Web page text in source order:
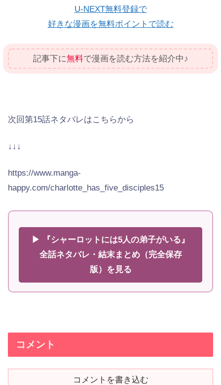
U-NEXT無料登録で
好きな漫画を無料ポイントで読む
記事下に無料で漫画を読む方法を紹介中♪
次回第15話ネタバレはこちらから
↓↓↓
https://www.manga-
happy.com/charlotte_has_five_disciples15
▶ 『シャーロットには5人の弟子がいる』
全話ネタバレ・結末まとめ（完全保存
版）を見る
コメント
コメントを書き込む